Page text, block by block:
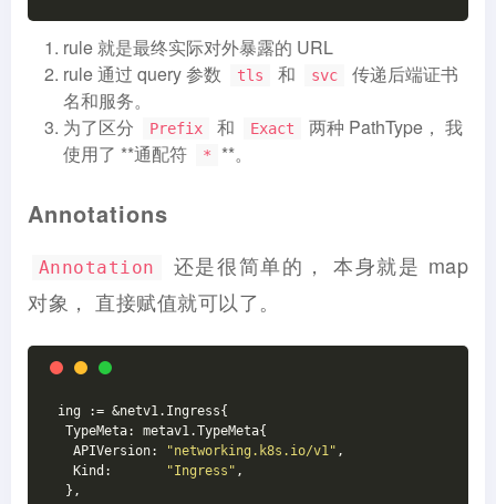
rule 就是最终实际对外暴露的 URL
rule 通过 query 参数
tls 和 svc
传递后端证书
名和服务。
为了区分
Prefix 和 Exact
两种 PathType， 我
使用了 **通配符
* **。
Annotations
Annotation
还是很简单的， 本身就是 map
对象， 直接赋值就可以了。
ing := &netv1.Ingress{
TypeMeta: metav1.TypeMeta{
APIVersion:
"networking.k8s.io/v1" ,
Kind:
"Ingress" ,
},